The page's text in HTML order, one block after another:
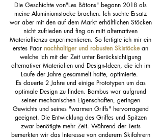
Die Geschichte von"Les Bâtons" begann 2018 als
meine Aluminiumstöcke brachen. Ich suchte Ersatz
war aber mit den auf dem Markt erhältlichen Stöcken
nicht zufrieden und fing an mitt alternativen
Materiallienzu experimentieren. So fertigte ich mir ein
erstes Paar nachhaltiger und robusten Skistöckean
welche ich mit der Zeit unter Berücksichtigung
alternativer Materialien und Design-Ideen, die ich im
Laufe der Jahre gesammelt hatte, optimierte.
Es dauerte 2 Jahre und einige Prototypen um das
optimale Design zu finden. Bambus war aufgrund
seiner mechanischen Eigenschaften, geringen
Gewichts und seines "warmen Griffs" hervorragend
geeignet. Die Entwicklung des Griffes und Spitzen
zwar benötigte mehr Zeit. Während der Tests
bemerkten wir das Interesse von anderern Skifahrern